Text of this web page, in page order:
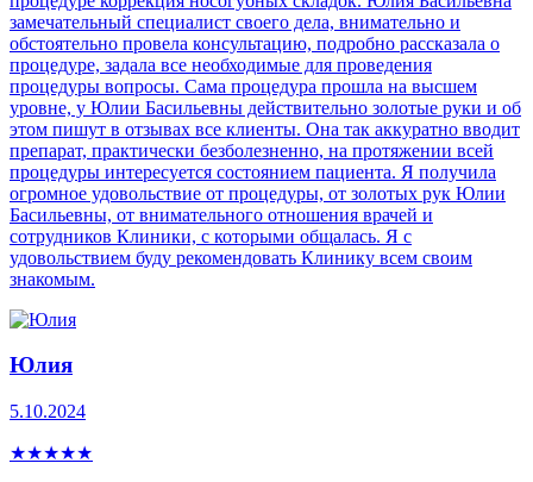
замечательный специалист своего дела, внимательно и
обстоятельно провела консультацию, подробно рассказала о
процедуре, задала все необходимые для проведения
процедуры вопросы. Сама процедура прошла на высшем
уровне, у Юлии Басильевны действительно золотые руки и об
этом пишут в отзывах все клиенты. Она так аккуратно вводит
препарат, практически безболезненно, на протяжении всей
процедуры интересуется состоянием пациента. Я получила
огромное удовольствие от процедуры, от золотых рук Юлии
Басильевны, от внимательного отношения врачей и
сотрудников Клиники, с которыми общалась. Я с
удовольствием буду рекомендовать Клинику всем своим
знакомым.
Юлия
5.10.2024
★★★★★